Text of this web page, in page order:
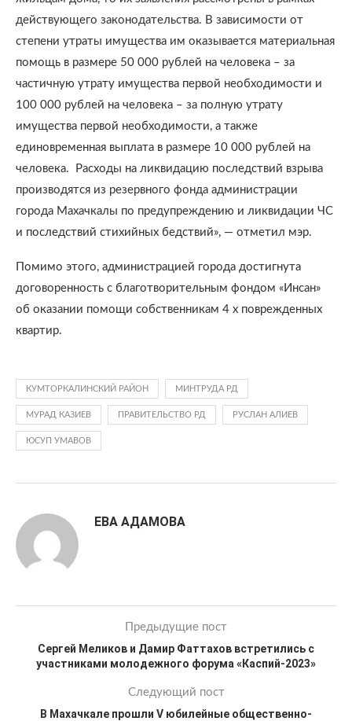
действующего законодательства. В зависимости от
степени утраты имущества им оказывается материальная
помощь в размере 50 000 рублей на человека – за
частичную утрату имущества первой необходимости и
100 000 рублей на человека – за полную утрату
имущества первой необходимости, а также
единовременная выплата в размере 10 000 рублей на
человека. Расходы на ликвидацию последствий взрыва
производятся из резервного фонда администрации
города Махачкалы по предупреждению и ликвидации ЧС
и последствий стихийных бедствий», — отметил мэр.
Помимо этого, администрацией города достигнута
договоренность с благотворительным фондом «Инсан»
об оказании помощи собственникам 4 х поврежденных
квартир.
КУМТОРКАЛИНСКИЙ РАЙОН МИНТРУДА РД
МУРАД КАЗИЕВ ПРАВИТЕЛЬСТВО РД РУСЛАН АЛИЕВ
ЮСУП УМАВОВ
ЕВА АДАМОВА
Предыдущие пост
Сергей Меликов и Дамир Фаттахов встретились с
участниками молодежного форума «Каспий-2023»
Следующий пост
В Махачкале прошли V юбилейные общественно-